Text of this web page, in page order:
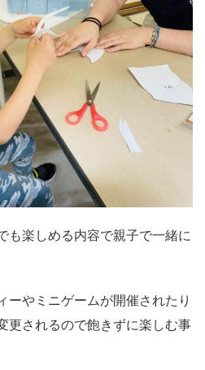
も楽しめる内容で親子で一緒に
ーやミニゲームが開催されたり
更されるので飽きずに楽しむ事